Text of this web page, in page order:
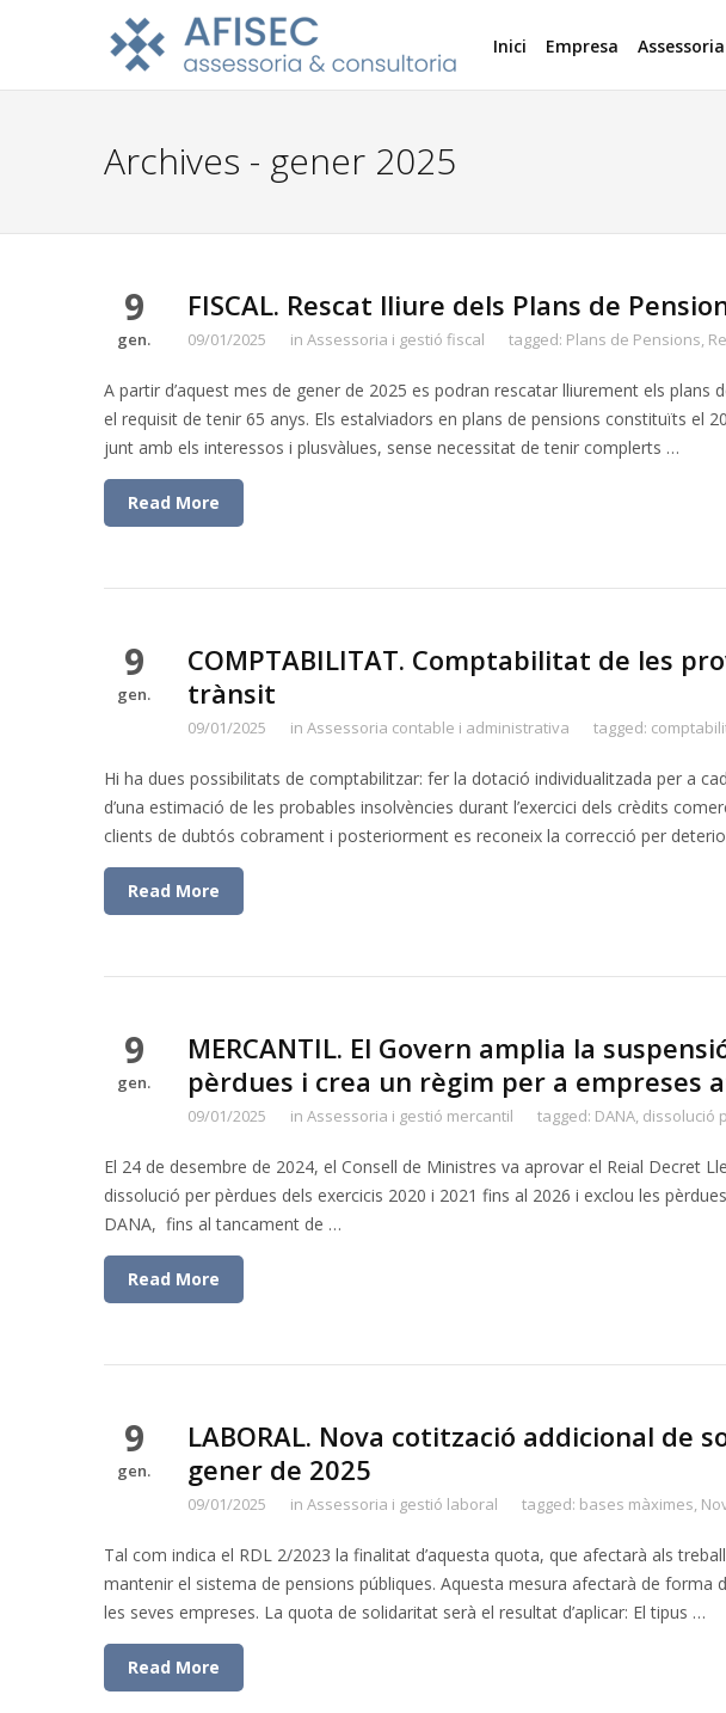
Inici Empresa Assessoria
Archives - gener 2025
9
gen.
FISCAL. Rescat lliure dels Plans de
09/01/2025 in Assessoria i gestió fiscal tagged: Plans de Pensions,
A partir d’aquest mes de gener de 2025 es podran rescatar lliurement els plans
el requisit de tenir 65 anys. Els estalviadors en plans de pensions constituïts el
junt amb els interessos i plusvàlues, sense necessitat de tenir complerts …
Read More
9
gen.
COMPTABILITAT. Comptabilitat de les
trànsit
09/01/2025 in Assessoria contable i administrativa tagged:
Hi ha dues possibilitats de comptabilitzar: fer la dotació individualitzada per a
d’una estimació de les probables insolvències durant l’exercici dels crèdits
clients de dubtós cobrament i posteriorment es reconeix la correcció per
Read More
9
gen.
MERCANTIL. El Govern amplia la
pèrdues i crea un règim per a empreses
09/01/2025 in Assessoria i gestió mercantil tagged: DANA, dissolució
El 24 de desembre de 2024, el Consell de Ministres va aprovar el Reial Decret
dissolució per pèrdues dels exercicis 2020 i 2021 fins al 2026 i exclou les
DANA, fins al tancament de …
Read More
9
gen.
LABORAL. Nova cotització addicional de
gener de 2025
09/01/2025 in Assessoria i gestió laboral tagged: bases màximes,
Tal com indica el RDL 2/2023 la finalitat d’aquesta quota, que afectarà als
mantenir el sistema de pensions públiques. Aquesta mesura afectarà de forma
les seves empreses. La quota de solidaritat serà el resultat d’aplicar: El tipus …
Read More